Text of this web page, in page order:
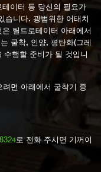
이터 등 당신의 필요가
습니다. 광범위한 어태치
틸트로테이터 아래에서
굴착, 인양, 평탄화(그레
행할 준비가 될 것입니
면 아래에서 굴착기 중
로 전화 주시면 기꺼이